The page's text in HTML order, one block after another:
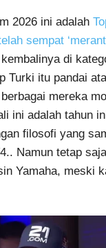
2026 ini adalah
sempat
di
Turki itu pandai
mereka
ini adalah tahun
filosofi yang
Namun tetap
Yamaha, meski